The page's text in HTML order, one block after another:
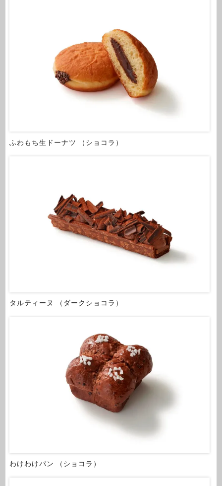
ふわもち生ドーナツ （ショコラ）
タルティーヌ （ダークショコラ）
わけわけパン （ショコラ）